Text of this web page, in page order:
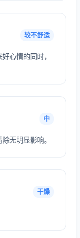
较不舒适
心情的同时，
中
无明显影响。
干燥